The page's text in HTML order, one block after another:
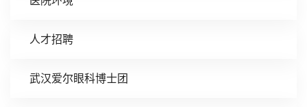
人才招聘
武汉爱尔眼科博士团